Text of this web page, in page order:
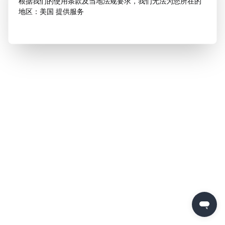
地区：美国 提供服务